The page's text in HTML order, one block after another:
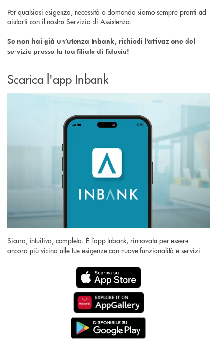
Per qualsiasi esigenza, necessità o domanda siamo sempre pronti ad
aiutarti con il nostro Servizio di Assistenza.
Se non hai già un’utenza Inbank, richiedi l’attivazione del
servizio presso la tua filiale di fiducia!
Scarica l'app Inbank
Sicura, intuitiva, completa. È l’app Inbank, rinnovata per essere
ancora più vicina alle tue esigenze con nuove funzionalità e servizi.